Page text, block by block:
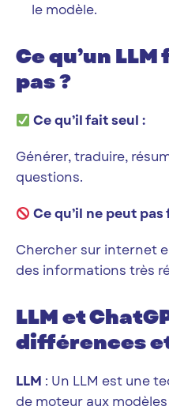
le modèle.
Ce qu’un
pas ?
Ce qu’il fait seul :
Générer, traduire,
questions.
Ce qu’il ne peut pas
Chercher sur internet
des informations très
LLM et
différences
LLM : Un LLM est une
de moteur aux modèles